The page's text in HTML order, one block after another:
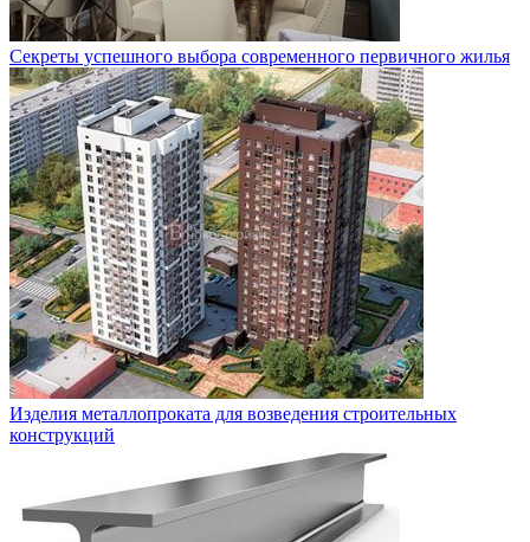
Секреты успешного выбора современного первичного жилья
Изделия металлопроката для возведения строительных
конструкций